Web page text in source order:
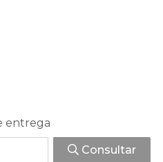
entrega
Consultar